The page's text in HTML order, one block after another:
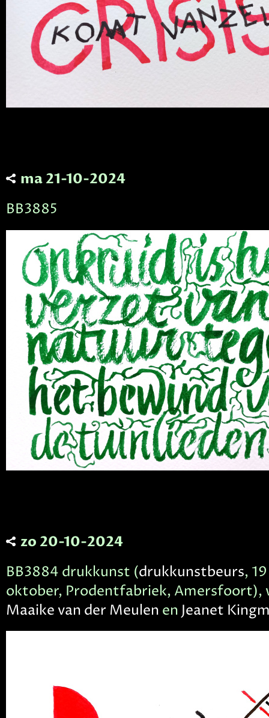
ma 21-10-2024
BB3885
zo 20-10-2024
BB3884 drukkunst (drukkunstbeurs,
oktober, Prodentfabriek, Amersfoort),
Maaike van der Meulen en Jeanet